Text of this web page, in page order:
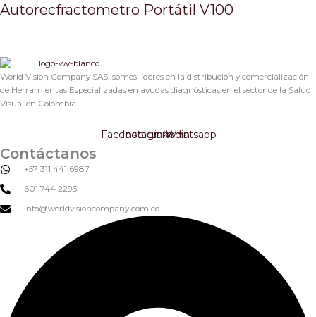
Autorecfractometro Portátil V100
World Vision Company SAS, somos líderes en la distribución y comercialización
de Herramientas Especializadas en ayudas diagnósticas en el sector de la Salud
Visual en Colombia.
Facebook
Instagram
Linkedin
Whatsapp
Contáctanos
+57 311 441 6987
601 744 2293
info@worldvisioncompany.com.co